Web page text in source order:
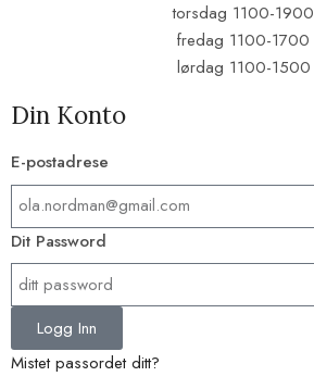
torsdag 1100-1900
fredag 1100-1700
lørdag 1100-1500
Din Konto
E-postadrese​
Dit Password
Logg Inn
Mistet passordet ditt?